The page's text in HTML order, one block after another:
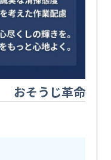
おそうじ革命